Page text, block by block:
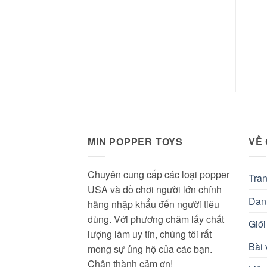
MIN POPPER TOYS
Chuyên cung cấp các loại popper
USA và đồ chơi người lớn chính
hãng nhập khẩu đến người tiêu
dùng. Với phương châm lấy chất
lượng làm uy tín, chúng tôi rất
mong sự ủng hộ của các bạn.
Chân thành cảm ơn!
VỀ
Bài